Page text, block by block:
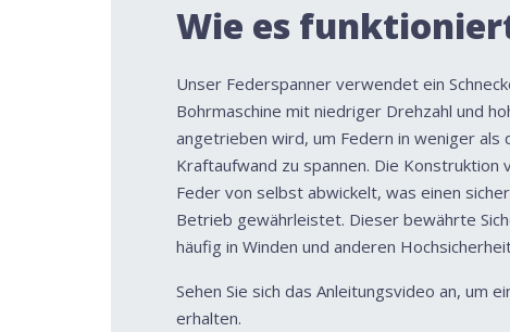
Wie es
Unser Federspanner verwendet ein
Bohrmaschine mit niedriger Drehzahl und
angetrieben wird, um Federn in weniger als
Kraftaufwand zu spannen. Die Konstruktion
Feder von selbst abwickelt, was einen
Betrieb gewährleistet. Dieser bewährte
häufig in Winden und anderen
Sehen Sie sich das Anleitungsvideo an, um
erhalten.